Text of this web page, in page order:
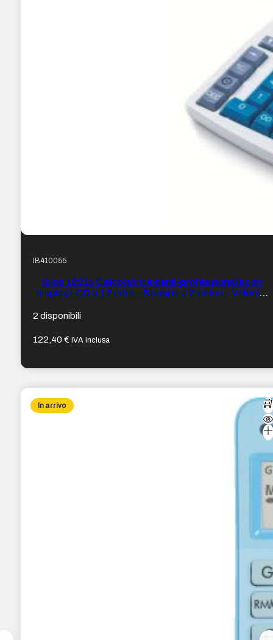
IB410055
Ibico 1221x Calcolatrice semi-professionale con
display LCD a 12 cifre – Stampa a 2 colori – Velocità
professionale – Colore Bianco/Blu
2 disponibili
122,40€ IVA inclusa
In arrivo